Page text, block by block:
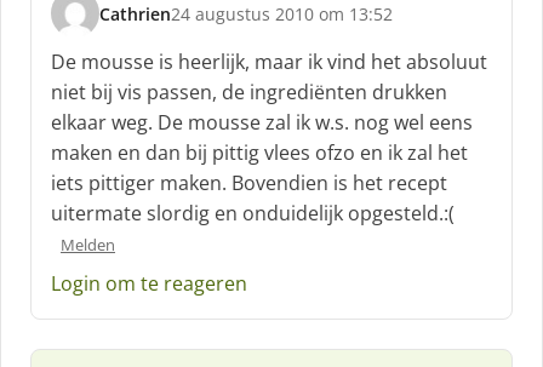
Cathrien
s
c
h
r
e
e
f
24 augustus 2010 om 13:52
De mousse is heerlijk, maar ik vind het absoluut
niet bij vis passen, de ingrediënten drukken
elkaar weg. De mousse zal ik w.s. nog wel eens
maken en dan bij pittig vlees ofzo en ik zal het
iets pittiger maken. Bovendien is het recept
uitermate slordig en onduidelijk opgesteld.:(
Melden
Login om te reageren